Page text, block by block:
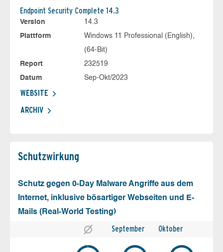
Endpoint Security Complete 14.3
Version
14.3
Plattform
Windows 11 Professional (English),
(64-Bit)
Report
232519
Datum
Sep-Okt/2023
WEBSITE
ARCHIV
Schutz­wirkung
Schutz gegen 0-Day Malware Angriffe aus dem
Internet, inklusive bösartiger Webseiten und E-
Mails (Real-World Testing)
September Oktober